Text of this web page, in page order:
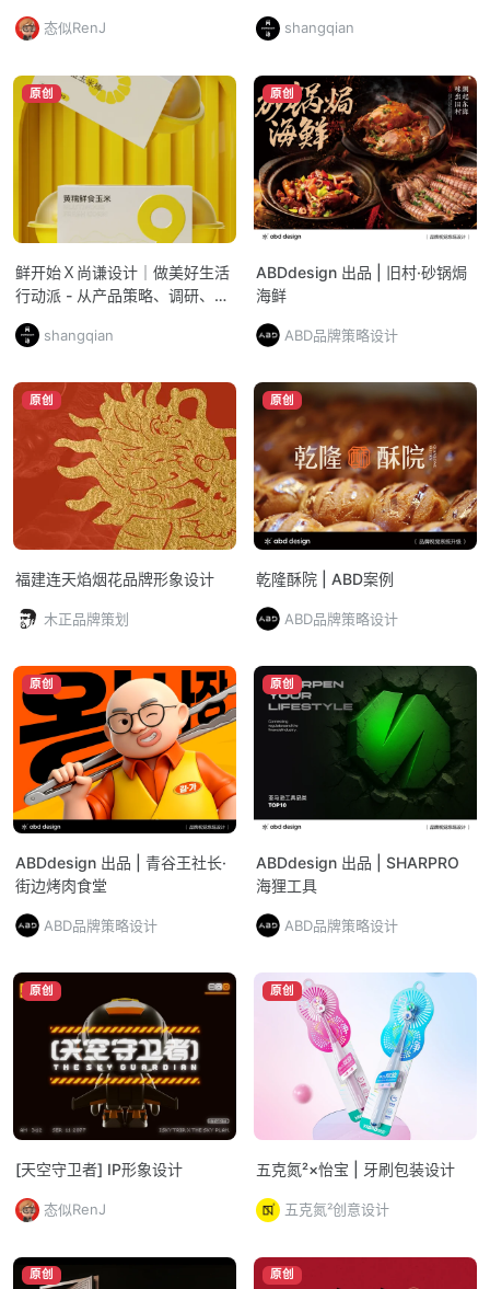
态似RenJ shangqian
原创
鲜开始Ｘ尚谦设计｜做美好生活
行动派 - 从产品策略、调研、研
牌全案CAS
shangqian
原创
ABDdesign 出品 | 旧村·砂锅焗
海鲜
ABD品牌策略设计
原创
福建连天焰烟花品牌形象设计
木正品牌策划
原创
乾隆酥院 | ABD案例
ABD品牌策略设计
原创
ABDdesign 出品 | 青谷王社长·
街边烤肉食堂
ABD品牌策略设计
原创
ABDdesign 出品 | SHARPRO
海狸工具
ABD品牌策略设计
原创
[天空守卫者] IP形象设计
态似RenJ
原创
五克氮²×怡宝 | 牙刷包装设计
五克氮²创意设计
原创 原创